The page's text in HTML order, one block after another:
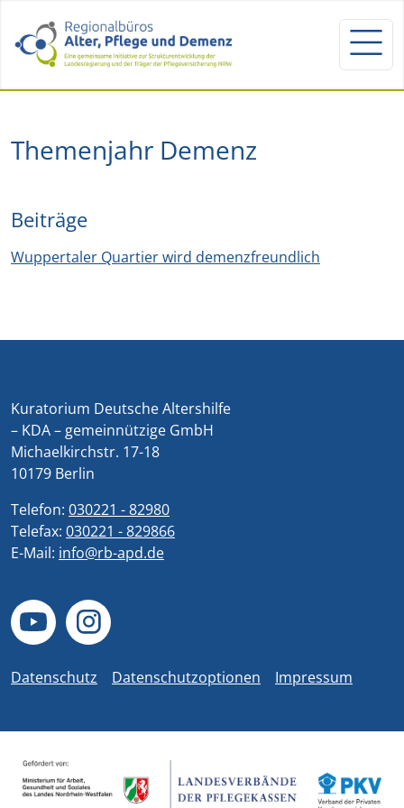
Themenjahr Demenz
Beiträge
Wuppertaler Quartier wird demenzfreundlich
Kuratorium Deutsche Altershilfe
– KDA – gemeinnützige GmbH
Michaelkirchstr. 17-18
10179 Berlin
Telefon: 030221 - 82980
Telefax: 030221 - 829866
E-Mail: info@rb-apd.de
Datenschutz Datenschutzoptionen Impressum